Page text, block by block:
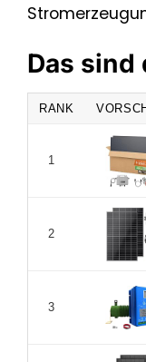
Das sind
RANK
1
2
3